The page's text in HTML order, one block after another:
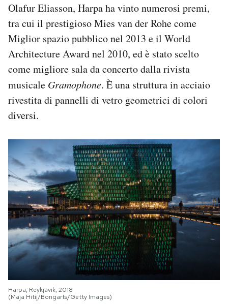
Olafur Eliasson, Harpa ha vinto numerosi premi,
tra cui il prestigioso Mies van der Rohe come
Miglior spazio pubblico nel 2013 e il World
Architecture Award nel 2010, ed è stato scelto
come migliore sala da concerto dalla rivista
musicale Gramophone. È una struttura in acciaio
rivestita di pannelli di vetro geometrici di colori
diversi.
Harpa, Reykjavik, 2018
(Maja Hitij/Bongarts/Getty Images)